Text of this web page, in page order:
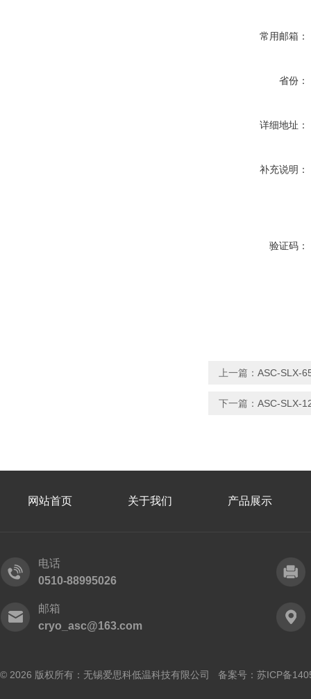
常用邮箱：
省份：
详细地址：
补充说明：
验证码：
上一篇： ASC-SLX-
下一篇： ASC-SLX-
网站首页 关于我们 产品展示
电话
0510-88995026
邮箱
cryo_asc@163.com
© 2026 版权所有：无锡爱思科低温科技有限公司 备案号： 苏ICP备